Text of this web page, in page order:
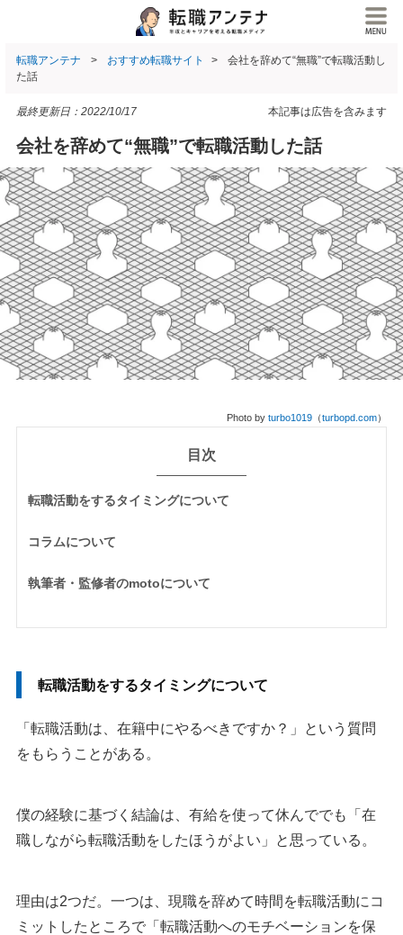
転職アンテナ おすすめ転職サイト
会社を辞めて“無職”で転職活動し
た話
本記事は広告を含みます
最終更新日： 2022/10/17
会社を辞めて“無職”で転職活動した話
Photo by turbo1019 （turbopd.com）
目次
転職活動をするタイミングについて
コラムについて
執筆者・監修者のmotoについて
転職活動をするタイミングについて
「転職活動は、在籍中にやるべきですか？」という質問
をもらうことがある。
僕の経験に基づく結論は、有給を使って休んででも「在
職しながら転職活動をしたほうがよい」と思っている。
理由は2つだ。一つは、現職を辞めて時間を転職活動にコ
ミットしたところで「転職活動へのモチベーションを保